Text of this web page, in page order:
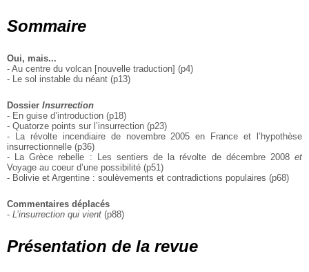
Sommaire
Oui, mais...
- Au centre du volcan [nouvelle traduction] (p4)
- Le sol instable du néant (p13)
Dossier Insurrection
- En guise d’introduction (p18)
- Quatorze points sur l’insurrection (p23)
- La révolte incendiaire de novembre 2005 en France et l’hypothèse
insurrectionnelle (p36)
- La Grèce rebelle : Les sentiers de la révolte de décembre 2008 et
Voyage au coeur d’une possibilité (p51)
- Bolivie et Argentine : soulèvements et contradictions populaires (p68)
Commentaires déplacés
- L’insurrection qui vient (p88)
Présentation de la revue